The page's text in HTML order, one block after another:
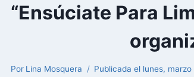
“Ensúciate Para
Por Lina Mosquera Publicada el lunes, marzo